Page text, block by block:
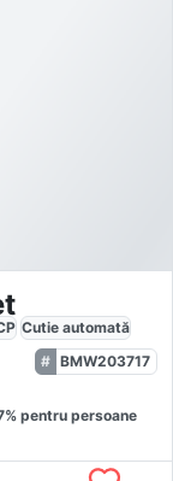
Cutie automată
BMW203717
% pentru persoane